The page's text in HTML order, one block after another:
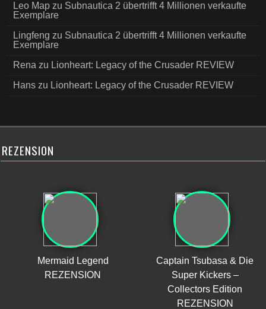
Leo Map zu Subnautica 2 übertrifft 4 Millionen verkaufte
Exemplare
Lingfeng zu Subnautica 2 übertrifft 4 Millionen verkaufte
Exemplare
Rena zu Lionheart: Legacy of the Crusader REVIEW
Hans zu Lionheart: Legacy of the Crusader REVIEW
REZENSION
Mermaid Legend
REZENSION
Captain Tsubasa & Die
Super Kickers –
Collectors Edition
REZENSION